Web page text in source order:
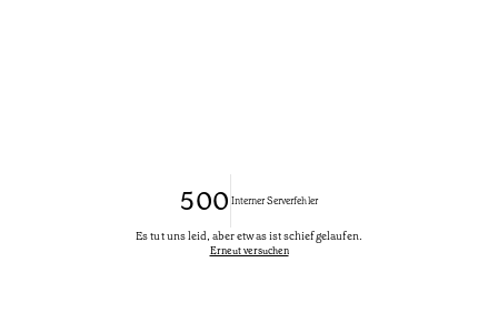
500 Interner Serverfehler
Es tut uns leid, aber etwas ist schief gelaufen.
Erneut versuchen